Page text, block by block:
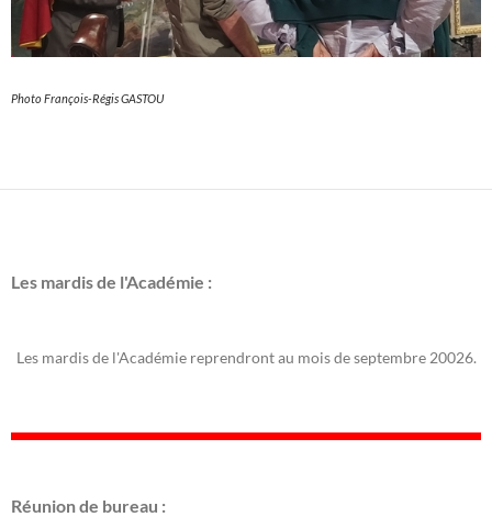
Photo François-Régis GASTOU
Les mardis de l'Académie :
Les mardis de l'Académie reprendront au mois de septembre 20026.
Réunion de bureau :